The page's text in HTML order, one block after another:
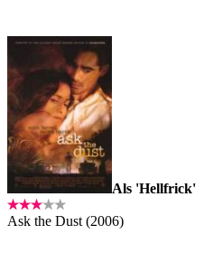
Als 'Hellfrick'
Ask the Dust (2006)